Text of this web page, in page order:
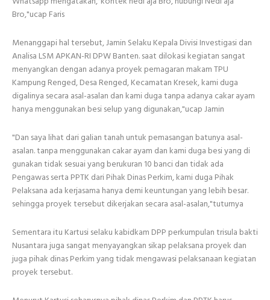
Bro,"ucap Faris
Menanggapi hal tersebut, Jamin Selaku Kepala Divisi Investigasi dan
Analisa LSM APKAN-RI DPW Banten. saat dilokasi kegiatan sangat
menyangkan dengan adanya proyek pemagaran makam TPU
Kampung Renged, Desa Renged, Kecamatan Kresek, kami duga
digalinya secara asal-asalan dan kami duga tanpa adanya cakar ayam
hanya menggunakan besi selup yang digunakan,"ucap Jamin
"Dan saya lihat dari galian tanah untuk pemasangan batunya asal-
asalan. tanpa menggunakan cakar ayam dan kami duga besi yang di
gunakan tidak sesuai yang berukuran 10 banci dan tidak ada
Pengawas serta PPTK dari Pihak Dinas Perkim, kami duga Pihak
Pelaksana ada kerjasama hanya demi keuntungan yang lebih besar.
sehingga proyek tersebut dikerjakan secara asal-asalan,"tuturnya
Sementara itu Kartusi selaku kabidkam DPP perkumpulan trisula bakti
Nusantara juga sangat menyayangkan sikap pelaksana proyek dan
juga pihak dinas Perkim yang tidak mengawasi pelaksanaan kegiatan
proyek tersebut.